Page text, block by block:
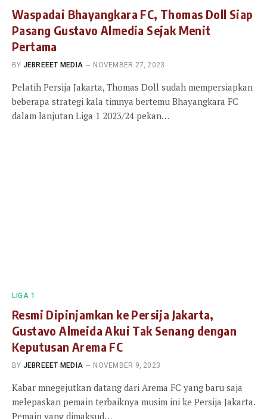
Waspadai Bhayangkara FC, Thomas Doll Siap
Pasang Gustavo Almedia Sejak Menit
Pertama
BY JEBREEET MEDIA NOVEMBER 27, 2023
Pelatih Persija Jakarta, Thomas Doll sudah mempersiapkan
beberapa strategi kala timnya bertemu Bhayangkara FC
dalam lanjutan Liga 1 2023/24 pekan…
LIGA 1
Resmi Dipinjamkan ke Persija Jakarta,
Gustavo Almeida Akui Tak Senang dengan
Keputusan Arema FC
BY JEBREEET MEDIA NOVEMBER 9, 2023
Kabar mnegejutkan datang dari Arema FC yang baru saja
melepaskan pemain terbaiknya musim ini ke Persija Jakarta.
Pemain yang dimaksud…